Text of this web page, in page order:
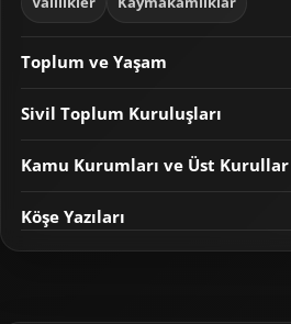
Toplum ve Yaşam
Sivil Toplum Kuruluşları
Kamu Kurumları ve Üst Kurullar
Köşe Yazıları